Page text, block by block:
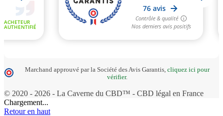
Marchand approuvé par la Société des Avis Garantis, cliquez ici pour
vérifier.
© 2020 - 2026 - La Caverne du CBD™ - CBD légal en France
Chargement...
Retour en haut